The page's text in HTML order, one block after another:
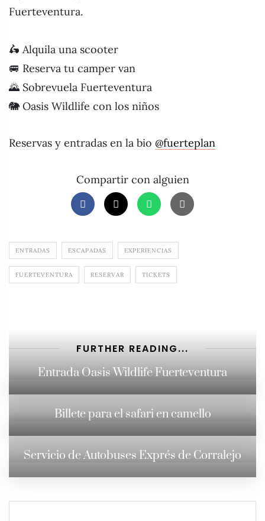
Fuerteventura.
🛵 Alquila una scooter
🚐 Reserva tu camper van
🌄 Sobrevuela Fuerteventura
🐘 Oasis Wildlife con los niños
Reservas y entradas en la bio @fuerteplan
Compartir con alguien
ENTRADAS ESCAPADAS EXPERIENCIAS
FUERTEVENTURA RESERVAR TICKETS
FURTHER READING...
Entrada Oasis Wildlife Fuerteventura
Billete para el safari en camello
Servicio de Autobuses Exprés de Corralejo